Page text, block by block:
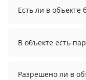
осуществить до
Есть ли в объекте
В объекте есть
перед
Разрешено ли в